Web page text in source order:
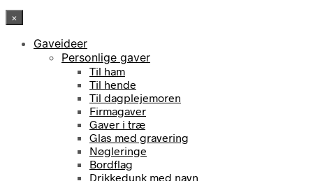
×
Gaveideer
Personlige gaver
Til ham
Til hende
Til dagplejemoren
Firmagaver
Gaver i træ
Glas med gravering
Nøgleringe
Bordflag
Drikkedunk med navn